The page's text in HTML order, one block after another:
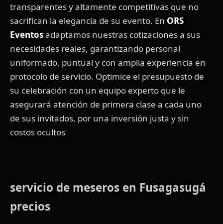
transparentes y altamente competitivas que no
sacrifican la elegancia de su evento. En ORS
Eventosadaptamos nuestras cotizaciones a sus
necesidades reales, garantizando personal
uniformado, puntual y con amplia experiencia en
protocolo de servicio. Optimice el presupuesto de
su celebración con un equipo experto que le
asegurará atención de primera clase a cada uno
de sus invitados, por una inversión justa y sin
costos ocultos
servicio de meseros en Fusagasugá
precios